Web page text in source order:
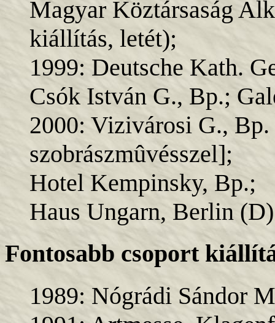
Magyar Köztársaság
kiállítás, letét);
1999: Deutsche Kath.
Csók István G., Bp.;
2000: Vizivárosi G.,
szobrászmûvésszel];
Hotel Kempinsky, Bp.;
Haus Ungarn, Berlin (D)
Fontosabb csoport
1989: Nógrádi Sándor